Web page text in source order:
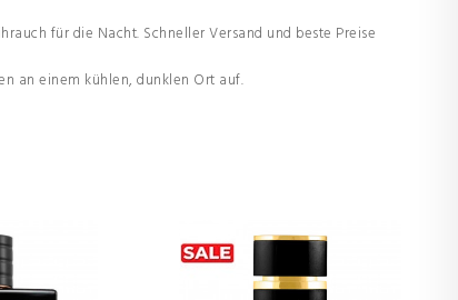
für die Nacht. Schneller Versand und beste Preise
an einem kühlen, dunklen Ort auf.